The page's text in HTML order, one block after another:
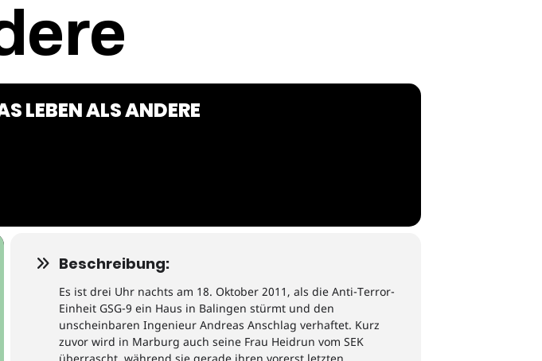
LEBEN ALS ANDERE
Beschreibung:
Es ist drei Uhr nachts am 18. Oktober 2011, als die Anti-Terror-
Einheit GSG-9 ein Haus in Balingen stürmt und den
unscheinbaren Ingenieur Andreas Anschlag verhaftet. Kurz
zuvor wird in Marburg auch seine Frau Heidrun vom SEK